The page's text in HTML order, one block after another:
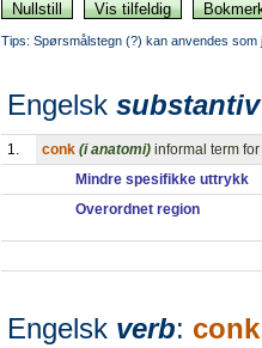
Tips: Spørsmålstegn (?) kan anvendes
Engelsk substantiv
1. conk (i anatomi) informal term
Mindre spesifikke uttrykk
Overordnet region
Engelsk verb: conk